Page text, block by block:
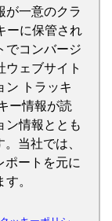
が一意のクラ
ーに保管され
でコンバージ
ウェブサイト
ン トラッキ
ー情報が読
ン情報ととも
当社では、
ポートを元に
。